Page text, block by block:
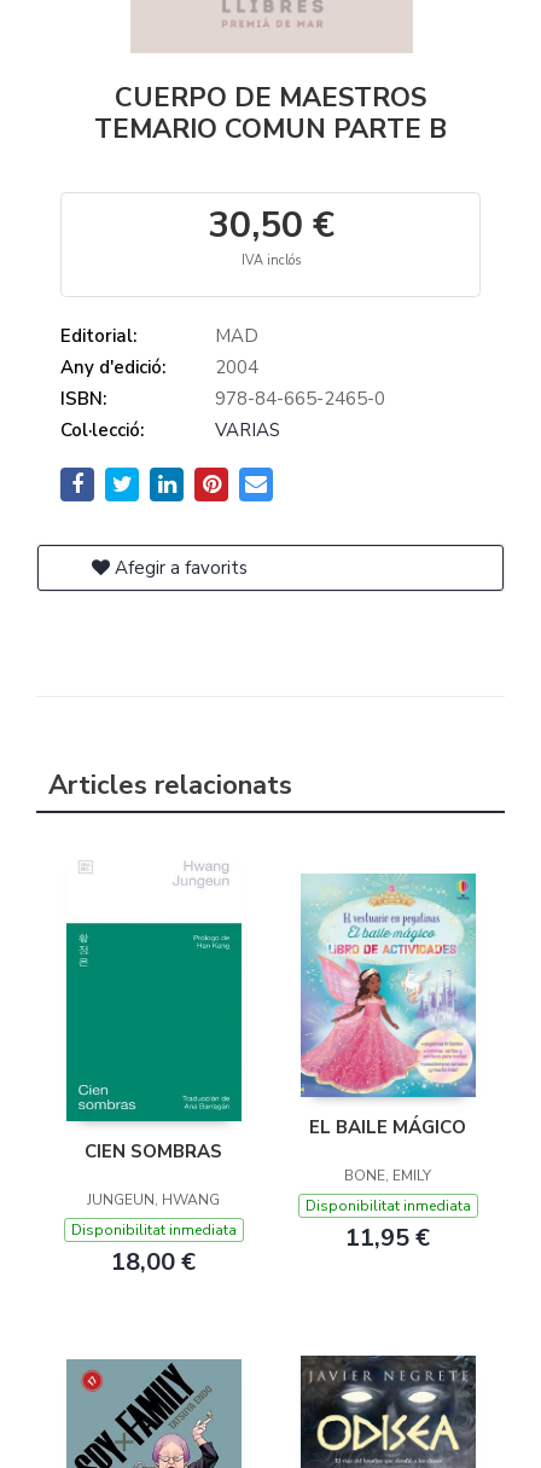
CUERPO DE MAESTROS
TEMARIO COMUN PARTE B
30,50 €
IVA inclós
Editorial:
MAD
Any d'edició:
2004
ISBN:
978-84-665-2465-0
Col·lecció:
VARIAS
Afegir a favorits
Articles relacionats
CIEN SOMBRAS
JUNGEUN, HWANG
Disponibilitat inmediata
18,00 €
EL BAILE MÁGICO
BONE, EMILY
Disponibilitat inmediata
11,95 €